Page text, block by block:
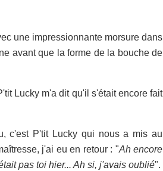
une impressionnante morsure dans
avant que la forme de la bouche de
Lucky m'a dit qu'il s'était encore fait
c'est P'tit Lucky qui nous a mis au
j'ai eu en retour : "Ah encore
pas toi hier... Ah si, j'avais oublié".